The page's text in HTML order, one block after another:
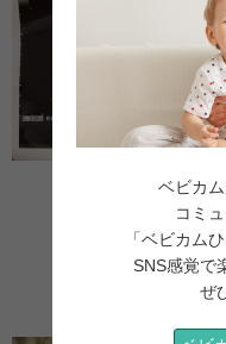
妊娠8ヶ月（28週4日）
ベビカ
コミ
「ベビカム
SNS感覚で
ぜ